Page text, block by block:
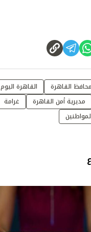
محافظ القاهرة
القاهرة اليوم
مديرية أمن القاهرة
غرامة